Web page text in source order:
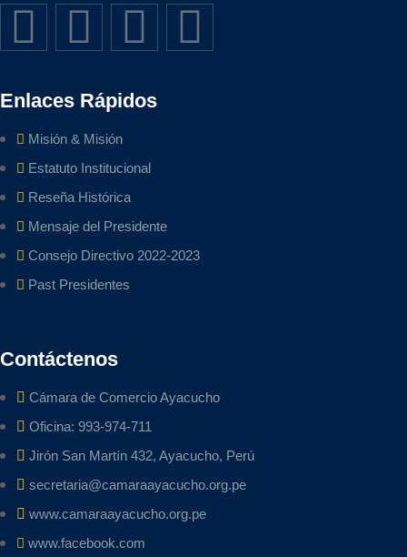
Enlaces Rápidos
Misión & Misión
Estatuto Institucional
Reseña Histórica
Mensaje del Presidente
Consejo Directivo 2022-2023
Past Presidentes
Contáctenos
Cámara de Comercio Ayacucho
Oficina: 993-974-711
Jirón San Martín 432, Ayacucho, Perú
secretaria@camaraayacucho.org.pe
www.camaraayacucho.org.pe
www.facebook.com